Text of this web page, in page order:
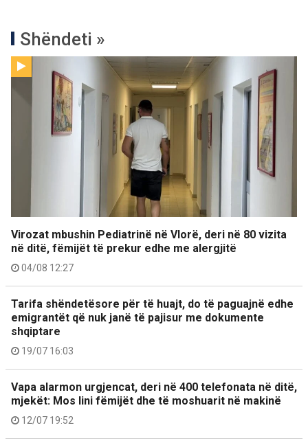
Shëndeti »
Virozat mbushin Pediatrinë në Vlorë, deri në 80 vizita
në ditë, fëmijët të prekur edhe me alergjitë
04/08 12:27
Tarifa shëndetësore për të huajt, do të paguajnë edhe
emigrantët që nuk janë të pajisur me dokumente
shqiptare
19/07 16:03
Vapa alarmon urgjencat, deri në 400 telefonata në ditë,
mjekët: Mos lini fëmijët dhe të moshuarit në makinë
12/07 19:52